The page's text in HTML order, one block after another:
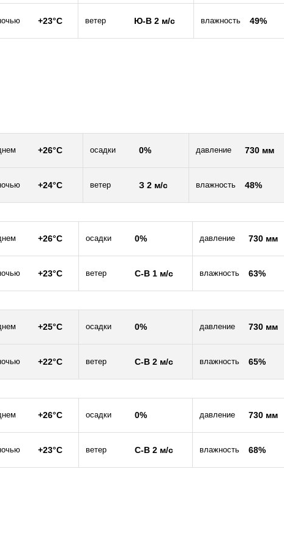
+23°C ветер Ю-В 2 м/c влажность 49%
+26°C осадки 0% давление 730 мм
+24°C ветер З 2 м/c влажность 48%
+26°C осадки 0% давление 730 мм
+23°C ветер С-В 1 м/c влажность 63%
+25°C осадки 0% давление 730 мм
+22°C ветер С-В 2 м/c влажность 65%
+26°C осадки 0% давление 730 мм
+23°C ветер С-В 2 м/c влажность 68%